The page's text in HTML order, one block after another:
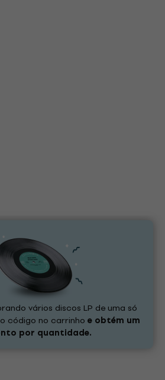
vários discos LP de uma só
o código no carrinho e obtém um
por quantidade.